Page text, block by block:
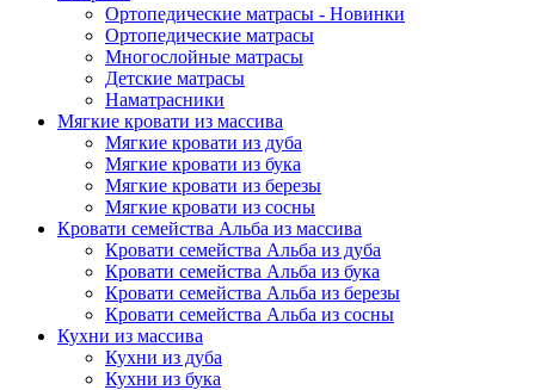
Ортопедические матрасы - Новинки
Ортопедические матрасы
Многослойные матрасы
Детские матрасы
Наматрасники
Мягкие кровати из массива
Мягкие кровати из дуба
Мягкие кровати из бука
Мягкие кровати из березы
Мягкие кровати из сосны
Кровати семейства Альба из массива
Кровати семейства Альба из дуба
Кровати семейства Альба из бука
Кровати семейства Альба из березы
Кровати семейства Альба из сосны
Кухни из массива
Кухни из дуба
Кухни из бука